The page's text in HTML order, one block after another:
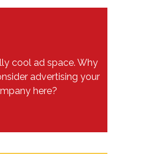
cool ad space. Why
advertising your
here?